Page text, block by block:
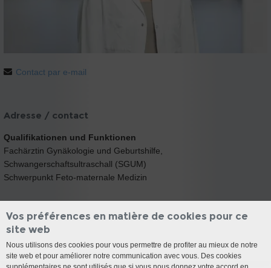
Contact par e-mail
Adresse / contact
Qualifikationen und Funktionen
Fachärztin Gynäkologie und Geburtshilfe,
Schwangerschaftsultraschall (SGUM)
Schwerpunkt Feto-maternale Medizin
Vos préférences en matière de cookies pour ce
site web
Nous utilisons des cookies pour vous permettre de profiter au mieux de notre
site web et pour améliorer notre communication avec vous. Des cookies